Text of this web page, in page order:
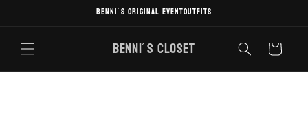
Benni´s original Eventoutfits
Benni´s Closet Warenkorb